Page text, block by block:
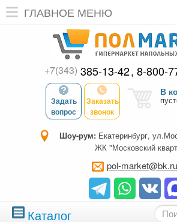
ГЛАВНОЕ МЕНЮ
+7(343) 385-13-42 8-800-
Задать
вопрос
Заказать
звонок
В
Шоу-рум: Екатеринбург,
ЖК "Московский
pol-market@bk.ru
Каталог